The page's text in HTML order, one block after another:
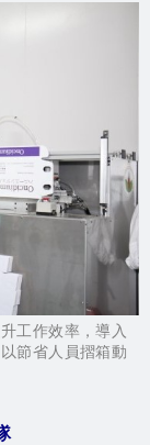
工作效率，導入
節省人員摺箱動